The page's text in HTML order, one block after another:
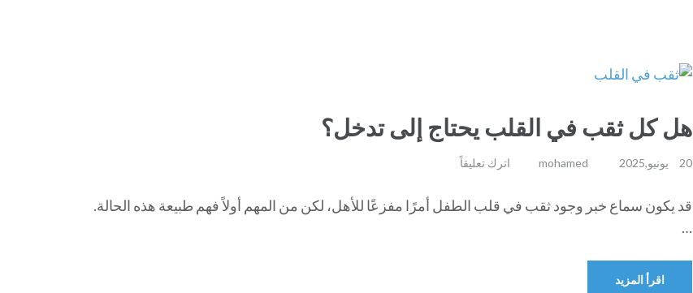
هل كل ثقب في القلب يحتاج إلى تدخل؟
20 يونيو,2025 mohamed اترك تعليقاً
قد يكون سماع خبر وجود ثقب في قلب الطفل أمرًا مفزعًا للأهل، لكن من المهم أولاً فهم طبيعة هذه الحالة.
…
اقرأ المزيد